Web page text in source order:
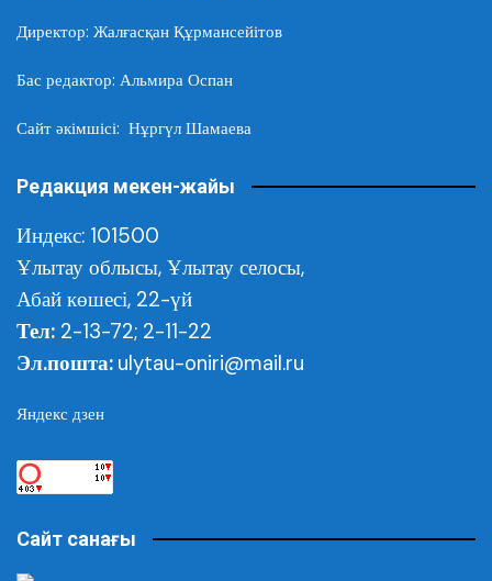
Директор: Жалғасқан Құрмансейітов
Бас редактор: Альмира Оспан
Сайт әкімшісі: Нұргүл Шамаева
Редакция мекен-жайы
Индекс: 101500
Ұлытау облысы, Ұлытау селосы,
Абай көшесі, 22-үй
Тел: 2-13-72; 2-11-22
Эл.пошта: ulytau-oniri@mail.ru
Яндекс дзен
Сайт санағы